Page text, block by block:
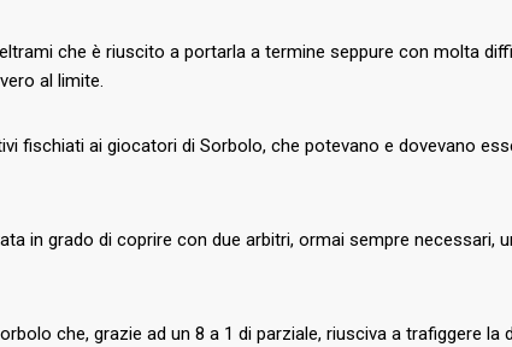
che è riuscito a portarla a termine seppure con molta
al limite.
fischiati ai giocatori di Sorbolo, che potevano e dovevano
in grado di coprire con due arbitri, ormai sempre necessari,
che, grazie ad un 8 a 1 di parziale, riusciva a trafiggere la